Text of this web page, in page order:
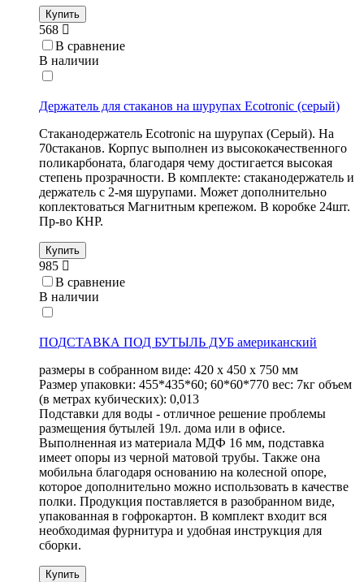
Купить
568
В сравнение
В наличии
Держатель для стаканов на шурупах Ecotronic (серый)
Стаканодержатель Ecotronic на шурупах (Серый). На
70стаканов. Корпус выполнен из высококачественного
поликарбоната, благодаря чему достигается высокая
степень прозрачности. В комплекте: стаканодержатель и
держатель с 2-мя шурупами. Может дополнительно
коплектоваться Магнитным крепежом. В коробке 24шт.
Пр-во КНР.
Купить
985
В сравнение
В наличии
ПОДСТАВКА ПОД БУТЫЛЬ ДУБ американский
размеры в собранном виде: 420 х 450 х 750 мм
Размер упаковки: 455*435*60; 60*60*770 вес: 7кг объем
(в метрах кубических): 0,013
Подставки для воды - отличное решение проблемы
размещения бутылей 19л. дома или в офисе.
Выполненная из материала МДФ 16 мм, подставка
имеет опоры из черной матовой трубы. Также она
мобильна благодаря основанию на колесной опоре,
которое дополнительно можно использовать в качестве
полки. Продукция поставляется в разобранном виде,
упакованная в гофрокартон. В комплект входит вся
необходимая фурнитура и удобная инструкция для
сборки.
Купить